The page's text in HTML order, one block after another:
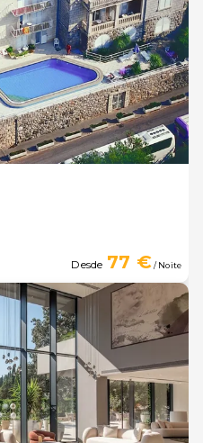
Desde 77 €/ Noite